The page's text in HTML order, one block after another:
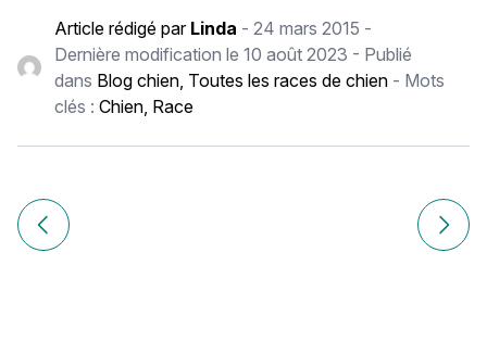
Article rédigé par Linda -24 mars 2015 -
Dernière modification le10 août 2023 - Publié
dans Blog chien, Toutes les races de chien - Mots
clés :Chien, Race
Navigation
de
Article précédent Le Braque de Weimar Article